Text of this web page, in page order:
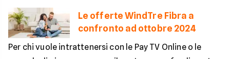
Le offerte WindTre Fibra a
confronto ad ottobre 2024
Per chi vuole intrattenersi con le Pay TV Online o le